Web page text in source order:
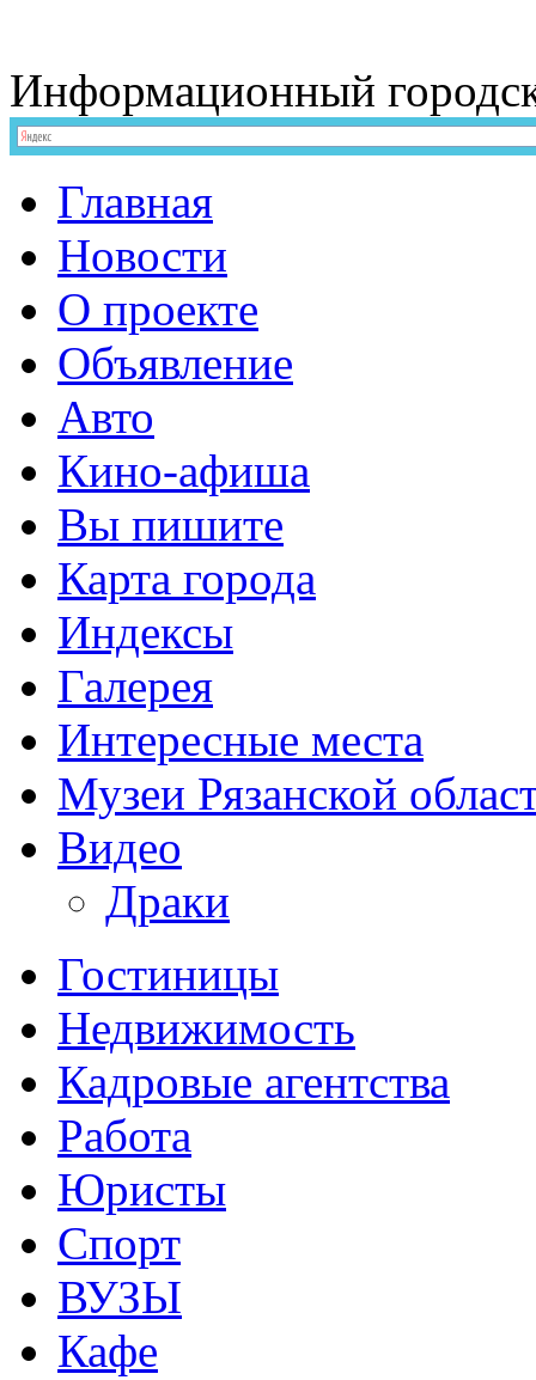
Информационный
Главная
Новости
О проекте
Объявление
Авто
Кино-афиша
Вы пишите
Карта города
Индексы
Галерея
Интересные места
Музеи Рязанской
Видео
Драки
Гостиницы
Недвижимость
Кадровые агентства
Работа
Юристы
Спорт
ВУЗЫ
Кафе